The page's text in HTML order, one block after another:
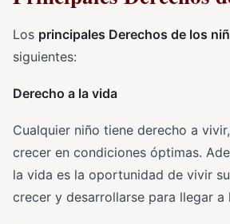
Los principales Derechos de los
siguientes:
Derecho a la vida
Cualquier niño tiene derecho a
crecer en condiciones óptimas.
la vida es la oportunidad de vivir
crecer y desarrollarse para llegar a